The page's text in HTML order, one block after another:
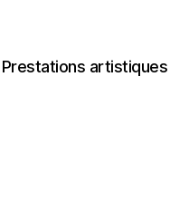
Prestations artistiques